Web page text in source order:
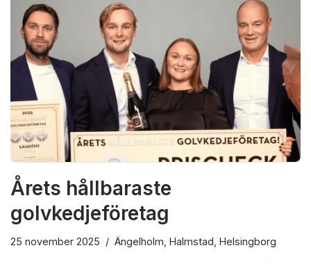
Årets hållbaraste
golvkedjeföretag
25 november 2025 Ängelholm Halmstad Helsingborg